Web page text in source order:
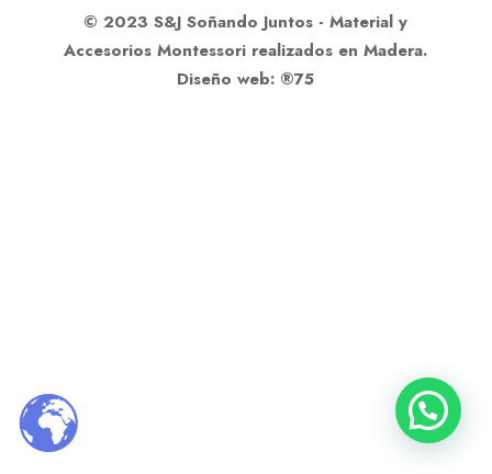
© 2023 S&J Soñando Juntos - Material y
Accesorios Montessori realizados en Madera.
Diseño web: ®75